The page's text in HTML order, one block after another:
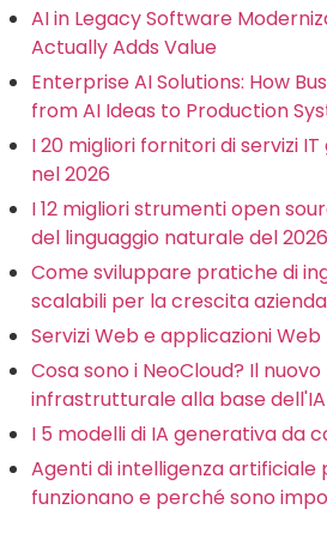
AI in Legacy Software
Actually Adds Value
Enterprise AI Solutions: How
from AI Ideas to Production
I 20 migliori fornitori di servizi
nel 2026
I 12 migliori strumenti open
del linguaggio naturale del 2026
Come sviluppare pratiche di
scalabili per la crescita
Servizi Web e applicazioni Web
Cosa sono i NeoCloud? Il nuovo
infrastrutturale alla base
I 5 modelli di IA generativa da
Agenti di intelligenza artificiale
funzionano e perché sono